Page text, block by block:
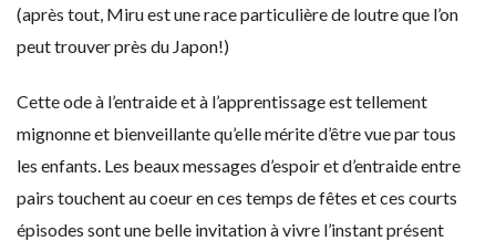
(après tout, Miru est une race particulière de loutre que l’on
peut trouver près du Japon!)
Cette ode à l’entraide et à l’apprentissage est tellement
mignonne et bienveillante qu’elle mérite d’être vue par tous
les enfants. Les beaux messages d’espoir et d’entraide entre
pairs touchent au coeur en ces temps de fêtes et ces courts
épisodes sont une belle invitation à vivre l’instant présent